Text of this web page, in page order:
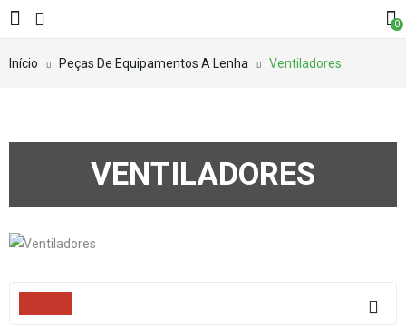
0
Início Peças De Equipamentos A Lenha Ventiladores
VENTILADORES